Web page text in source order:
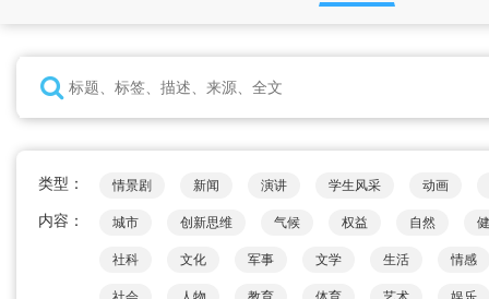
类型： 情景剧 新闻 演讲 学生风采 动画
内容： 城市 创新思维 气候 权益 自然
社科 文化 军事 文学 生活 情感